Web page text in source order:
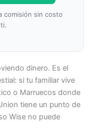
comisión sin costo
dinero. Es el
si tu familiar vive
o Marruecos donde
tiene un punto de
Wise no puede